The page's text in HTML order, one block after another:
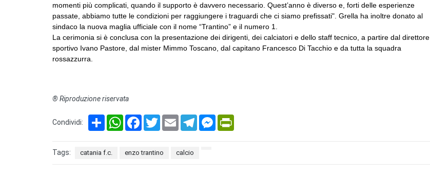
momenti più complicati, quando il supporto è davvero necessario. Quest’anno è diverso e, forti delle esperienze
passate, abbiamo tutte le condizioni per raggiungere i traguardi che ci siamo prefissati". Grella ha inoltre donato al
sindaco la nuova maglia ufficiale con il nome “Trantino” e il numero 1.
La cerimonia si è conclusa con la presentazione dei dirigenti, dei calciatori e dello staff tecnico, a partire dal direttore
sportivo Ivano Pastore, dal mister Mimmo Toscano, dal capitano Francesco Di Tacchio e da tutta la squadra
rossazzurra.
® Riproduzione riservata
Condividi: Share WhatsAppFacebook
TwitterEmail TelegramMessenger
Tags: catania f.c. enzo trantino calcio